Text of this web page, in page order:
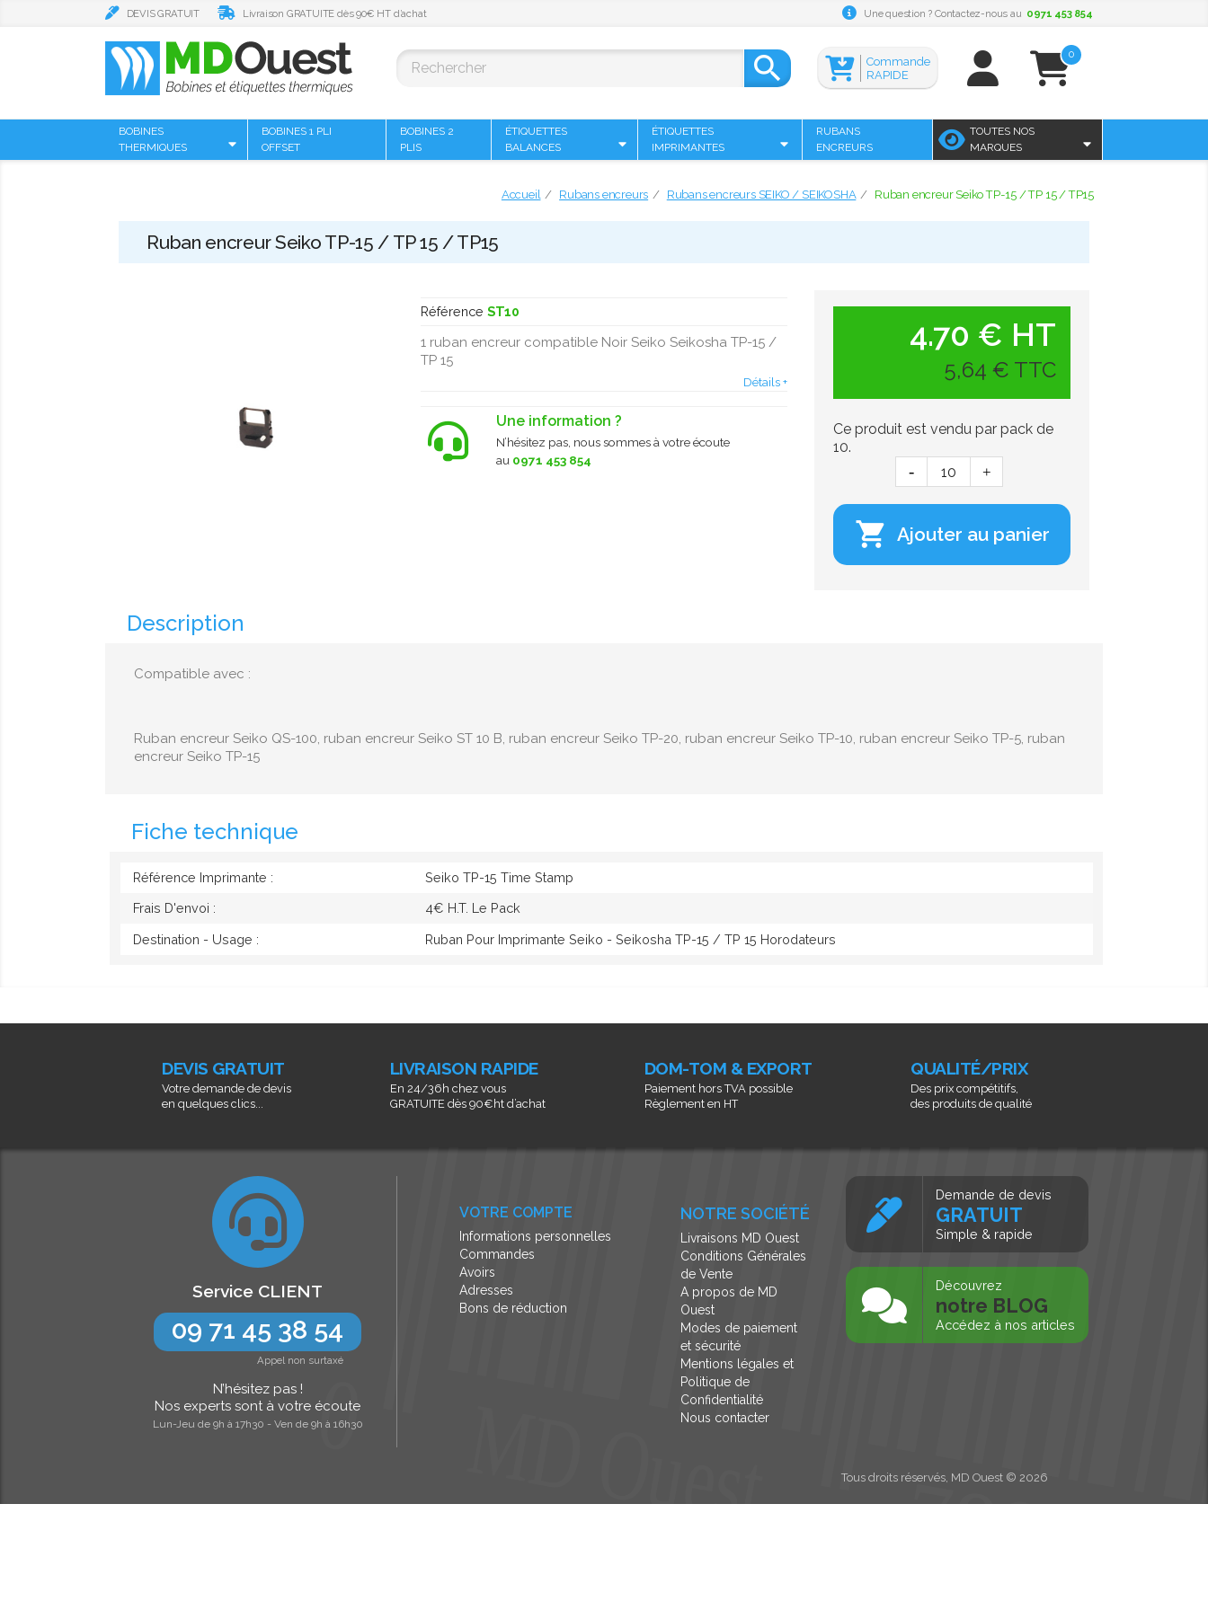
DEVIS GRATUIT Livraison GRATUITE dès 90€ HT d’achat Une question ? Contactez-nous au 0971 453 854
 0
Commande
RAPIDE
BOBINES
THERMIQUES
BOBINES 1 PLI
OFFSET
BOBINES 2
PLIS
ÉTIQUETTES
BALANCES
ÉTIQUETTES
IMPRIMANTES
RUBANS
ENCREURS
TOUTES NOS
MARQUES
Accueil Rubans encreurs Rubans encreurs SEIKO / SEIKOSHA Ruban encreur Seiko TP-15 / TP 15 / TP15
Ruban encreur Seiko TP-15 / TP 15 / TP15
Référence ST10
1 ruban encreur compatible Noir Seiko Seikosha TP-15 /
TP 15
Détails +
Une information ?
N’hésitez pas, nous sommes à votre écoute
au 0971 453 854
4.70 € HT
5,64 € TTC
Ce produit est vendu par pack de
10.
 Ajouter au panier
Description
Compatible avec :
Ruban encreur Seiko QS-100, ruban encreur Seiko ST 10 B, ruban encreur Seiko TP-20, ruban encreur Seiko TP-10, ruban encreur Seiko TP-5, ruban
encreur Seiko TP-15
Fiche technique
Référence Imprimante : Seiko TP-15 Time Stamp
Frais D'envoi : 4€ H.T. Le Pack
Destination - Usage : Ruban Pour Imprimante Seiko - Seikosha TP-15 / TP 15 Horodateurs
DEVIS GRATUIT
Votre demande de devis
en quelques clics...
LIVRAISON RAPIDE
En 24/36h chez vous
GRATUITE dès 90€ht d’achat
DOM-TOM & EXPORT
Paiement hors TVA possible
Règlement en HT
QUALITÉ/PRIX
Des prix compétitifs,
des produits de qualité
NOTRE SOCIÉTÉ
Livraisons MD Ouest
Conditions Générales
de Vente
A propos de MD
Ouest
Modes de paiement
et sécurité
Mentions légales et
Politique de
Confidentialité
Nous contacter
VOTRE COMPTE
Informations personnelles
Commandes
Avoirs
Adresses
Bons de réduction
Service CLIENT
09 71 45 38 54
Appel non surtaxé
N’hésitez pas !
Nos experts sont à votre écoute
Lun-Jeu de 9h à 17h30 - Ven de 9h à 16h30
Demande de devis
GRATUIT
Simple & rapide
Découvrez
notre BLOG
Accédez à nos articles
Tous droits réservés, MD Ouest © 2026